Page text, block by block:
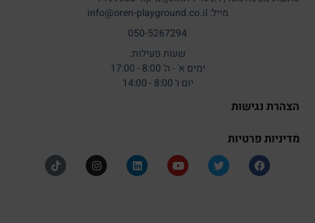
מייל: info@oren-playground.co.il
050-5267294
שעות פעילות:
ימים א' - ה' 8:00 - 17:00
יום ו' 8:00 - 14:00
הצהרת נגישות
מדיניות פרטיות